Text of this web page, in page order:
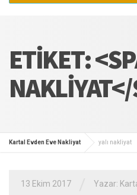
ETIKET:
Kartal Evden Eve Nakliyat yalı nakliyat
13 Ekim 2017 Yazar: